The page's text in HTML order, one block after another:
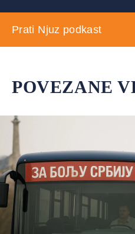
Prati Njuz podkast
POVEZANE